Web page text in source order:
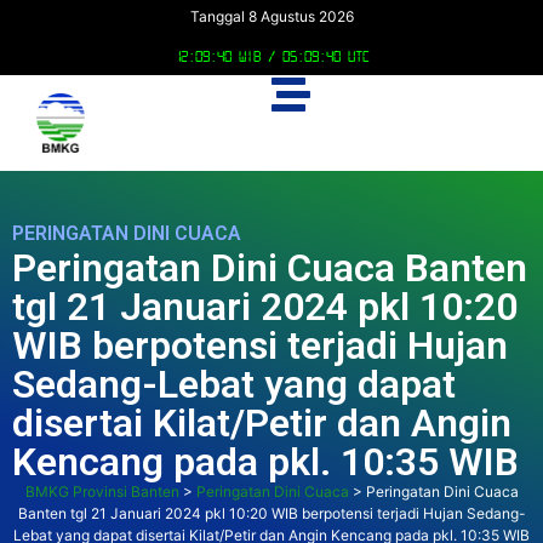
Tanggal 8 Agustus 2026
12:09:40 WIB / 05:09:40 UTC
PERINGATAN DINI CUACA
Peringatan Dini Cuaca Banten
tgl 21 Januari 2024 pkl 10:20
WIB berpotensi terjadi Hujan
Sedang-Lebat yang dapat
disertai Kilat/Petir dan Angin
Kencang pada pkl. 10:35 WIB
BMKG Provinsi Banten > Peringatan Dini Cuaca > Peringatan Dini Cuaca
Banten tgl 21 Januari 2024 pkl 10:20 WIB berpotensi terjadi Hujan Sedang-
Lebat yang dapat disertai Kilat/Petir dan Angin Kencang pada pkl. 10:35 WIB